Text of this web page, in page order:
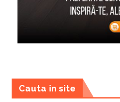
Cauta in site